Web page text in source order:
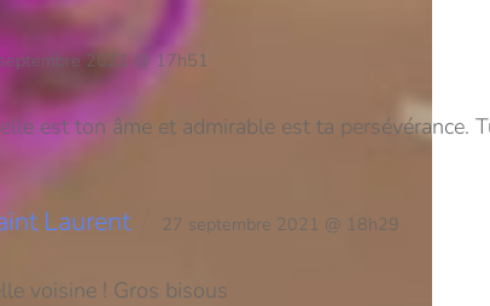
2021 @ 17h51
est ton âme et admirable est ta persévérance.
Laurent 27 septembre 2021 @ 18h29
voisine ! Gros bisous